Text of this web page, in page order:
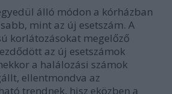
álló módon a kórházban
mint az új esetszám. A
korlátozásokat megelőző
az új esetszámok
a halálozási számok
ellentmondva az
trendnek, hisz eközben a